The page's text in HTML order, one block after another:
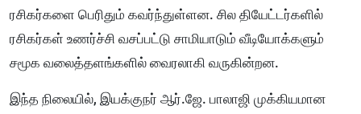
ரசிகர்களை பெரிதும் கவர்ந்துள்ளன. சில தியேட்டர்களில்
ரசிகர்கள் உணர்ச்சி வசப்பட்டு சாமியாடும் வீடியோக்களும்
சமூக வலைத்தளங்களில் வைரலாகி வருகின்றன.
இந்த நிலையில், இயக்குநர் ஆர்.ஜே. பாலாஜி முக்கியமான